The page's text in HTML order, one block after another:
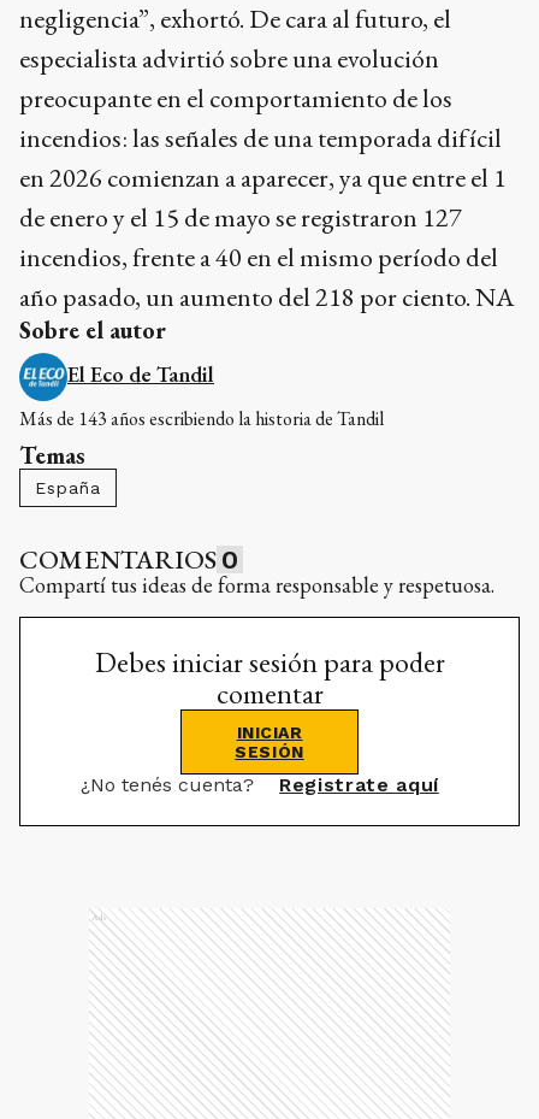
negligencia”, exhortó. De cara al futuro, el
especialista advirtió sobre una evolución
preocupante en el comportamiento de los
incendios: las señales de una temporada difícil
en 2026 comienzan a aparecer, ya que entre el 1
de enero y el 15 de mayo se registraron 127
incendios, frente a 40 en el mismo período del
año pasado, un aumento del 218 por ciento. NA
Sobre el autor
El Eco de Tandil
Más de 143 años escribiendo la historia de Tandil
Temas
España
COMENTARIOS 0
Compartí tus ideas de forma responsable y respetuosa.
Debes iniciar sesión para poder
comentar
INICIAR
SESIÓN
¿No tenés cuenta? Registrate aquí
Ads